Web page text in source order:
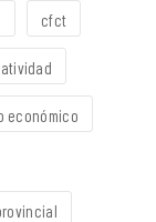
cfct
económico